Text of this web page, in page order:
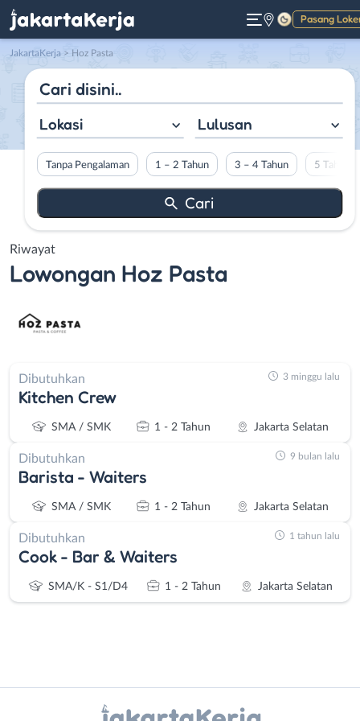
Pasang
Gelap
JakartaKerja > Hoz Pasta
Lokasi Lulusan
Tanpa Pengalaman 1 – 2 Tahun 3 – 4 Tahun 5 Tahun
Riwayat
Lowongan Hoz Pasta
Dibutuhkan
Kitchen Crew
SMA / SMK 1 - 2 Tahun Jakarta Selatan
3 minggu lalu
Dibutuhkan
Barista - Waiters
SMA / SMK 1 - 2 Tahun Jakarta Selatan
9 bulan lalu
Dibutuhkan
Cook - Bar & Waiters
SMA/K - S1/D4 1 - 2 Tahun Jakarta Selatan
1 tahun lalu
Administrasi
Bebas
X - Twitter Telegram